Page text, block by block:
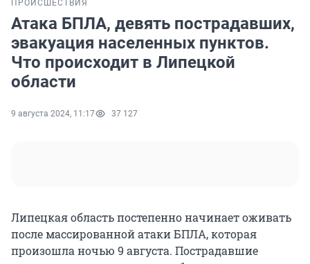
ПРОИСШЕСТВИЯ
Атака БПЛА, девять пострадавших,
эвакуация населенных пунктов.
Что происходит в Липецкой
области
9 августа 2024, 11:17 37 127
Липецкая область постепенно начинает оживать
после массированной атаки БПЛА, которая
произошла ночью 9 августа. Пострадавшие